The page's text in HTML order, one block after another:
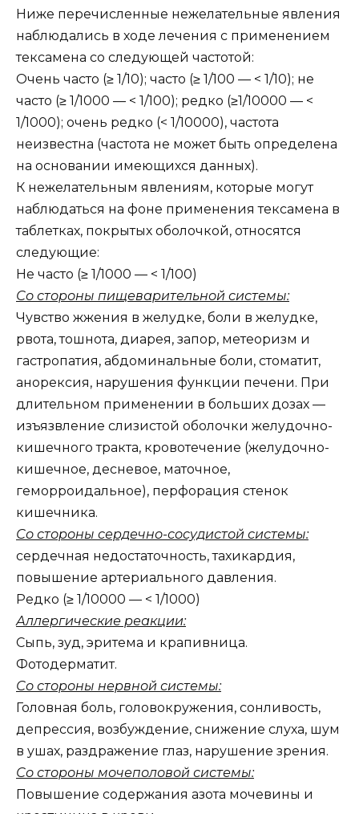
Ниже перечисленные нежелательные явления
наблюдались в ходе лечения с применением
тексамена со следующей частотой:
Очень часто (≥ 1/10); часто (≥ 1/100 — < 1/10); не
часто (≥ 1/1000 — < 1/100); редко (≥1/10000 — <
1/1000); очень редко (< 1/10000), частота
неизвестна (частота не может быть определена
на основании имеющихся данных).
К нежелательным явлениям, которые могут
наблюдаться на фоне применения тексамена в
таблетках, покрытых оболочкой, относятся
следующие:
Не часто (≥ 1/1000 — < 1/100)
Со стороны пищеварительной системы:
Чувство жжения в желудке, боли в желудке,
рвота, тошнота, диарея, запор, метеоризм и
гастропатия, абдоминальные боли, стоматит,
анорексия, нарушения функции печени. При
длительном применении в больших дозах —
изъязвление слизистой оболочки желудочно-
кишечного тракта, кровотечение (желудочно-
кишечное, десневое, маточное,
геморроидальное), перфорация стенок
кишечника.
Со стороны сердечно-сосудистой системы:
сердечная недостаточность, тахикардия,
повышение артериального давления.
Редко (≥ 1/10000 — < 1/1000)
Аллергические реакции:
Сыпь, зуд, эритема и крапивница.
Фотодерматит.
Со стороны нервной системы:
Головная боль, головокружения, сонливость,
депрессия, возбуждение, снижение слуха, шум
в ушах, раздражение глаз, нарушение зрения.
Со стороны мочеполовой системы:
Повышение содержания азота мочевины и